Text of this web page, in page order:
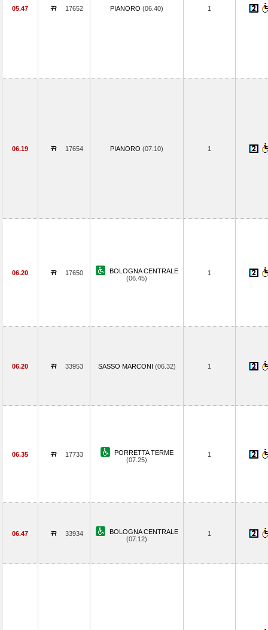
05.47 17652 PIANORO (06.40) 1
06.19 17654 PIANORO (07.10) 1
06.20 17650
BOLOGNA CENTRALE
(06.45)
1
06.20 33953 SASSO MARCONI (06.32) 1
06.35 17733
PORRETTA TERME
(07.25)
1
06.47 33934
BOLOGNA CENTRALE
(07.12)
1